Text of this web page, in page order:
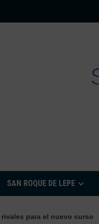
SAN ROQUE DE LEPE
nuevo curso